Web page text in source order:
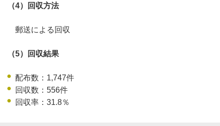
（4）回収方法
郵送による回収
（5）回収結果
配布数：1,747件
回収数：556件
回収率：31.8％